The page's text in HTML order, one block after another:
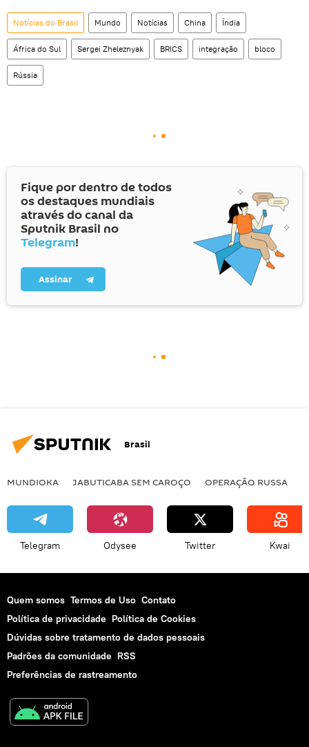
Notícias do Brasil Mundo Notícias China Índia
África do Sul Sergei Zheleznyak BRICS integração bloco
Rússia
Fique por dentro de todos
os destaques mundiais
através do canal da
Sputnik Brasil no
Telegram!
Assinar
Brasil
MUNDIOKA JABUTICABA SEM CAROÇO OPERAÇÃO RUSSA
Telegram Odysee Twitter Kwai
Quem somos Termos de Uso Contato
Política de privacidade Política de Cookies
Dúvidas sobre tratamento de dados pessoais
Padrões da comunidade RSS
Preferências de rastreamento